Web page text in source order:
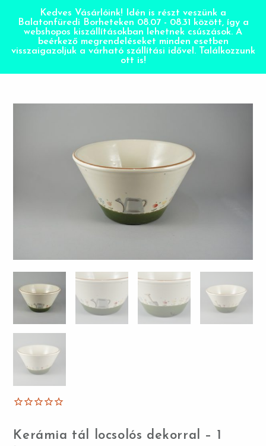
Kedves Vásárlóink! Idén is részt veszünk a
Balatonfüredi Borheteken 08.07 - 08.31 között, így a
webshopos kiszállításokban lehetnek csúszások. A
beérkező megrendeléseket minden esetben
visszaigazoljuk a várható szállítási idővel. Találkozzunk
ott is!
Kerámia tál locsolós dekorral – 1